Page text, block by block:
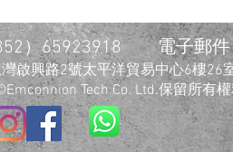
）65923918 電子郵件
啟興路2號太平洋貿易中心6樓26
Tech Co. Ltd.保留所有